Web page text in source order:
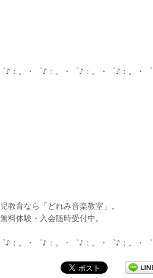
♪：。・゜♪：。・゜♪：。・゜♪：。・゜
教育なら「どれみ音楽教室」。
料体験・入会随時受付中。
♪：。・゜♪：。・゜♪：。・゜♪：。・゜